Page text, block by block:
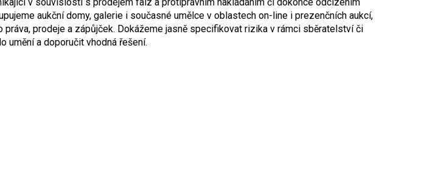
aukční domy, galerie i současné umělce v oblastech on-line i prezenčních aukcí,
práva, prodeje a zápůjček. Dokážeme jasně specifikovat rizika v rámci sběratelství či
umění a doporučit vhodná řešení.